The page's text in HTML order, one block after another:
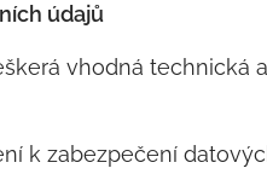
údajů
vhodná
k zabezpečení